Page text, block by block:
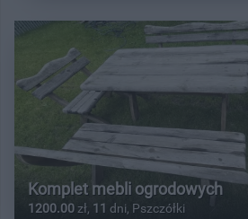
Komplet mebli ogrodowych
1200.00 zł, 11 dni, Pszczółki